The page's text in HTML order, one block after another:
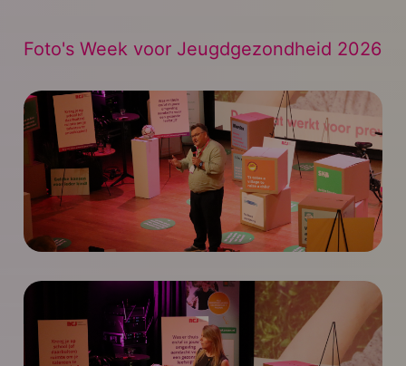
Foto's Week voor Jeugdgezondheid 2026